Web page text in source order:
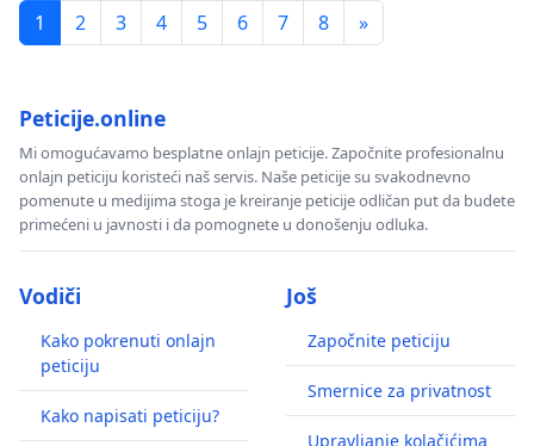
1
2 3 4 5 6 7 8 »
Peticije.online
Mi omogućavamo besplatne onlajn peticije. Započnite profesionalnu
onlajn peticiju koristeći naš servis. Naše peticije su svakodnevno
pomenute u medijima stoga je kreiranje peticije odličan put da budete
primećeni u javnosti i da pomognete u donošenju odluka.
Vodiči
Kako pokrenuti onlajn
peticiju
Kako napisati peticiju?
Još
Započnite peticiju
Smernice za privatnost
Upravljanje kolačićima